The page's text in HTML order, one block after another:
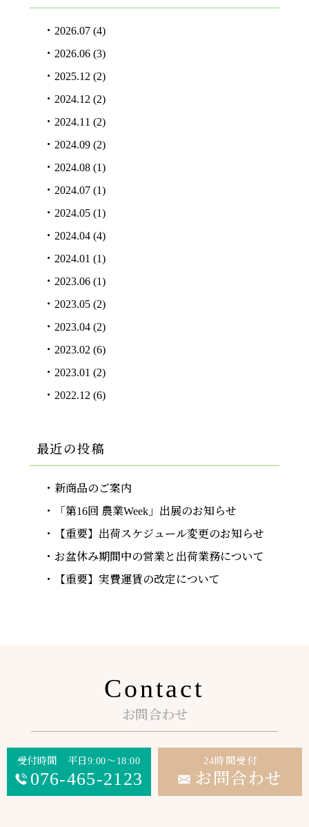
2026.07(4)
2026.06(3)
2025.12 (2)
2024.12 (2)
2024.11 (2)
2024.09(2)
2024.08(1)
2024.07(1)
2024.05(1)
2024.04(4)
2024.01 (1)
2023.06(1)
2023.05(2)
2023.04(2)
2023.02 (6)
2023.01 (2)
2022.12 (6)
最近の投稿
新商品のご案内
「第16回 農業Week」出展のお知らせ
【重要】出荷スケジュール変更のお知らせ
お盆休み期間中の営業と出荷業務について
【重要】実費運賃の改定について
Contact
お問合わせ
受付時間 平日9:00～18:00
076-465-2123
24時間受付
お問合わせ